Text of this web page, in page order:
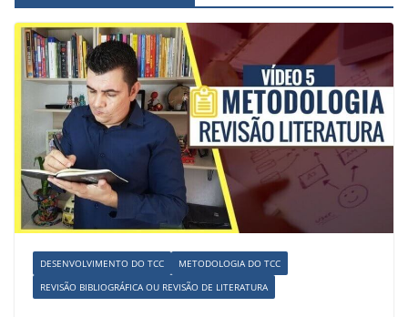
DESENVOLVIMENTO DO TCC
METODOLOGIA DO TCC
REVISÃO BIBLIOGRÁFICA OU REVISÃO DE LITERATURA